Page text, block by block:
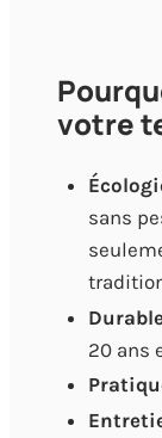
votre
sans
20 ans